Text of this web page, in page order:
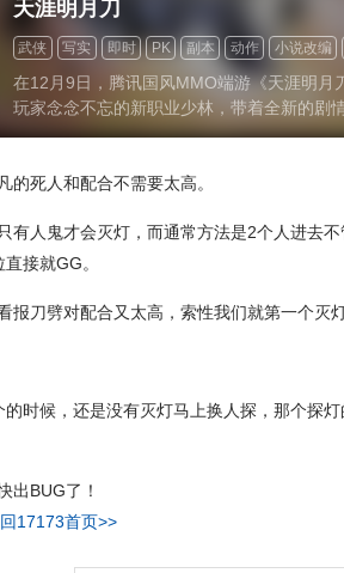
天涯明月刀
武侠 写实 即时 PK 副本 动作 小说改编
在12月9日，腾讯国风MMO端游《天涯明月
玩家念念不忘的新职业少林，带着全新的剧
量天刀的老玩家纷纷表示，自己过去仿佛玩
的死人和配合不需要太高。
有人鬼才会灭灯，而通常方法是2个人进去
接就GG。
报刀劈对配合又太高，索性我们就第一个灭
时候，还是没有灭灯马上换人探，那个探
出BUG了！
17173首页>>